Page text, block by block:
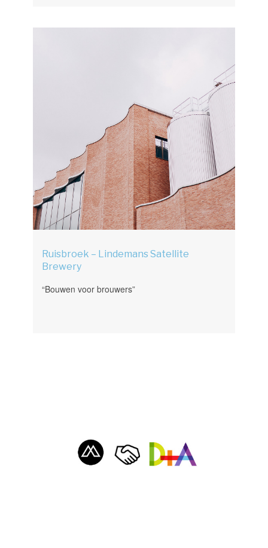
Ruisbroek – Lindemans Satellite
Brewery
“Bouwen voor brouwers”